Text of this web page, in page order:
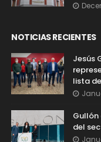
NOTICIAS RECIENTES
Jesús
lista
Gullón
del